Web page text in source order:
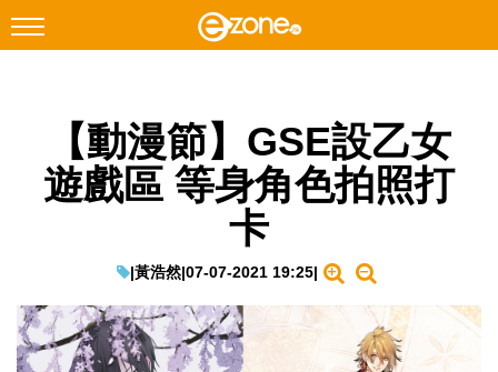
Facebook Instagram
科技焦點
教學評測
EduTech
【動漫節】GSE設乙女
遊戲區 等身角色拍照打
卡
|黃浩然|07-07-2021 19:25|